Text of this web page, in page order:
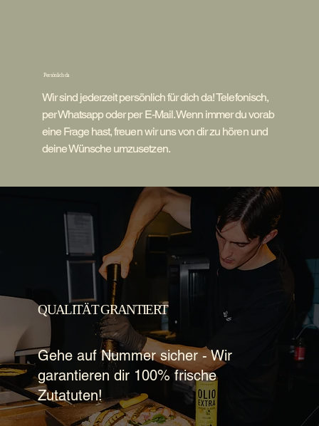
Persönlich da
Wir sind jederzeit persönlich für dich da! Telefonisch,
per Whatsapp oder per E-Mail. Wenn immer du vorab
eine Frage hast, freuen wir uns von dir zu hören und
deine Wünsche umzusetzen.
QUALITÄT GRANTIERT
Gehe auf Nummer sicher - Wir
garantieren dir 100% frische
Zutatuten!